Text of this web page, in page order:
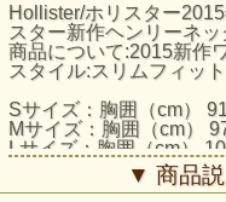
Hollister/ホリスター
スター新作ヘンリーネッ
商品について:2015新作
スタイル:スリムフィット
Sサイズ：胸囲（cm）
Mサイズ：胸囲（cm）
Lサイズ：胸囲（cm）
XLサイズ：胸囲（cm）
XXLサイズ：胸囲（cm
▼ 商品